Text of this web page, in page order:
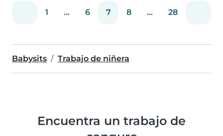
1 ... 6 7 8 ... 28
Babysits Trabajo de niñera
Encuentra un trabajo de